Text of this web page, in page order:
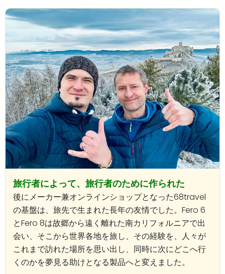
旅行者によって、旅行者のために作られた
後にメーカー兼オンラインショップとなった68travel
の基盤は、旅先で生まれた長年の友情でした。Fero 6
とFero 8は故郷から遠く離れた南カリフォルニアで出
会い、そこから世界各地を旅し、その経験を、人々が
これまで訪れた場所を思い出し、同時に次にどこへ行
くのかを夢見る助けとなる製品へと変えました。